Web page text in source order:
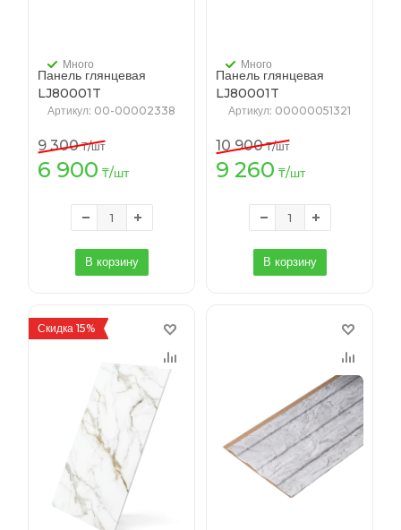
Панель глянцевая
LJ80001T
2,3*1220*2440мм
Много
Артикул: 00-00002338
6 900 ₸/шт
9 300₸/шт
В корзину
Панель глянцевая
LJ80001T
2,3*1220*2800мм
Много
Артикул: 00000051321
9 260 ₸/шт
10 900₸/шт
В корзину
Скидка 15%